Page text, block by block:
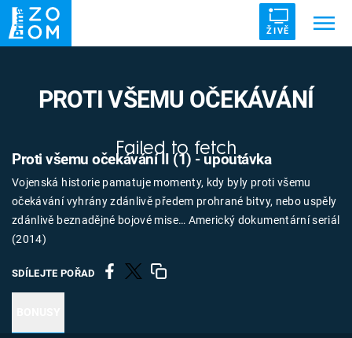
ŽIVĚ
ZÁHADY VETŘELCI DÁVNOVĚKU
Témata
Témata
Pořady
TV Program
PROTI VŠEMU OČEKÁVÁNÍ
Failed to fetch
Vojenská historie pamatuje momenty, kdy byly proti všemu
očekávání vyhrány zdánlivě předem prohrané bitvy, nebo uspěly
zdánlivě beznadějné bojové mise… Americký dokumentární seriál
(2014)
SDÍLEJTE POŘAD
Proti všemu očekávání II (1) - upoutávka